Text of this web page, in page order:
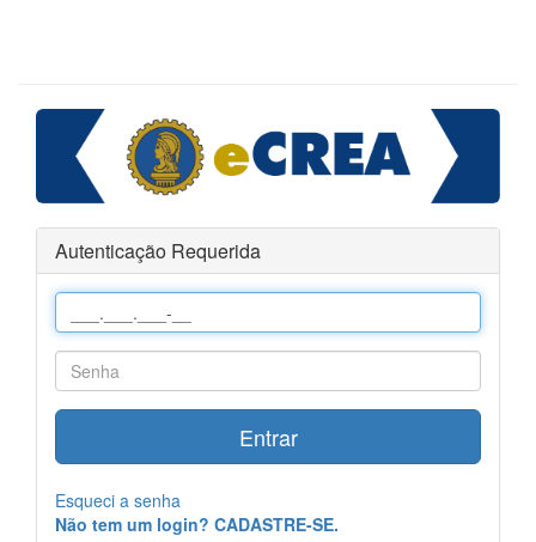
Autenticação Requerida
Entrar
Esqueci a senha
Não tem um login? CADASTRE-SE.